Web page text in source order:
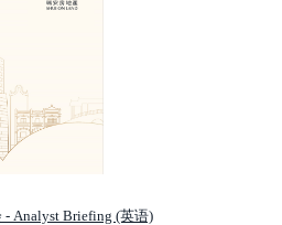
Analyst Briefing (英语)